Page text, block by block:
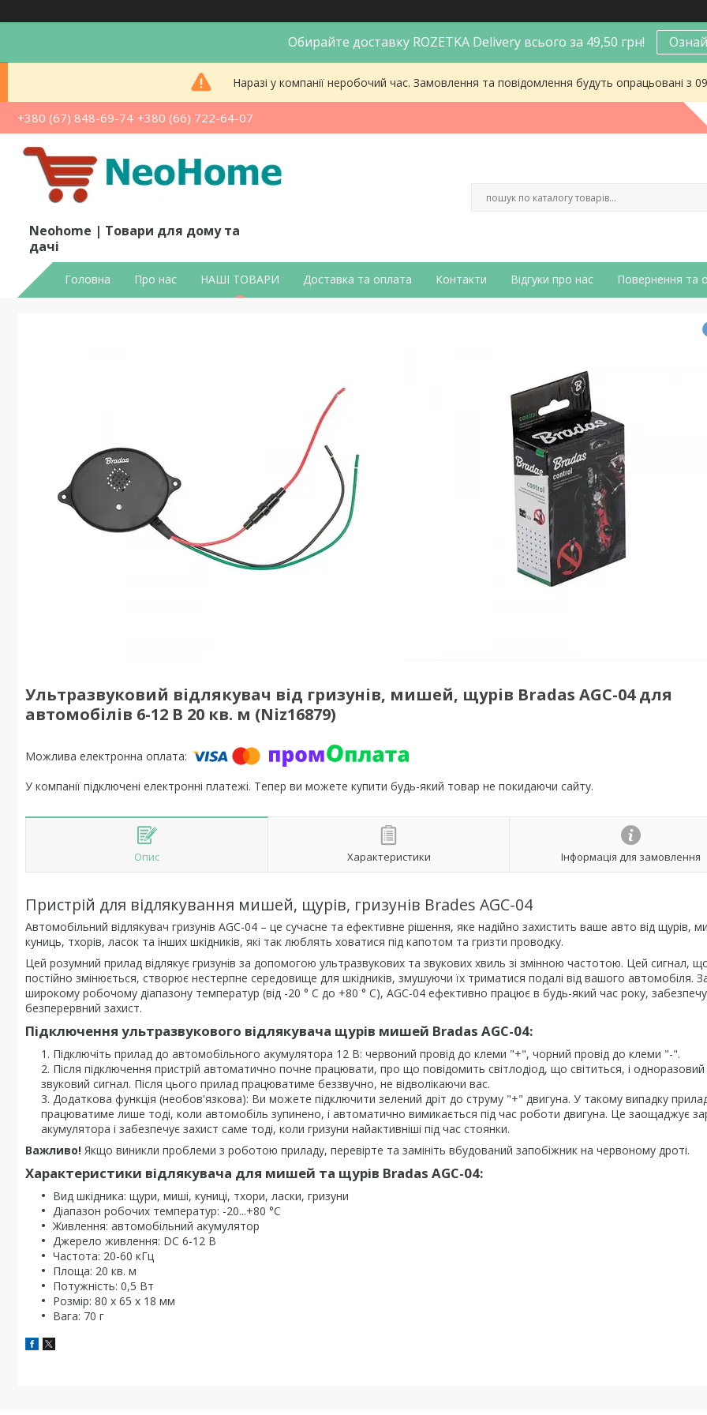
Обирайте доставку ROZETKA Delivery всього за 49,50 грн!
Наразі у компанії неробочий час. Замовлення та повідомлення будуть опрацьовані з
+380 (67) 848-69-74 +380 (66) 722-64-07
Neohome | Товари для дому та
дачі
Головна Про нас НАШІ ТОВАРИ Доставка та оплата Контакти Відгуки про нас Повернення та
Ультразвуковий відлякувач від гризунів, мишей, щурів Bradas AGC-04 для
автомобілів 6-12 В 20 кв. м (Niz16879)
У компанії підключені електронні платежі. Тепер ви можете купити будь-який товар не покидаючи сайту.
Опис Характеристики Інформація для замовлення
Пристрій для відлякування мишей, щурів, гризунів Brades AGC-04
Автомобільний відлякувач гризунів AGC-04 – це сучасне та ефективне рішення, яке надійно захистить ваше авто від щурів,
куниць, тхорів, ласок та інших шкідників, які так люблять ховатися під капотом та гризти проводку.
Цей розумний прилад відлякує гризунів за допомогою ультразвукових та звукових хвиль зі змінною частотою. Цей сигнал,
постійно змінюється, створює нестерпне середовище для шкідників, змушуючи їх триматися подалі від вашого автомобіля.
широкому робочому діапазону температур (від -20 ° C до +80 ° C), AGC-04 ефективно працює в будь-який час року,
безперервний захист.
Підключення ультразвукового відлякувача щурів мишей Bradas AGC-04:
Підключіть прилад до автомобільного акумулятора 12 В: червоний провід до клеми "+", чорний провід до клеми "-".
Після підключення пристрій автоматично почне працювати, про що повідомить світлодіод, що світиться, і одноразовий
звуковий сигнал. Після цього прилад працюватиме беззвучно, не відволікаючи вас.
Додаткова функція (необов'язкова): Ви можете підключити зелений дріт до струму "+" двигуна. У такому випадку
працюватиме лише тоді, коли автомобіль зупинено, і автоматично вимикається під час роботи двигуна. Це заощаджує
акумулятора і забезпечує захист саме тоді, коли гризуни найактивніші під час стоянки.
Важливо! Якщо виникли проблеми з роботою приладу, перевірте та замініть вбудований запобіжник на червоному дроті.
Характеристики відлякувача для мишей та щурів Bradas AGC-04:
Вид шкідника: щури, миші, куниці, тхори, ласки, гризуни
Діапазон робочих температур: -20...+80 °С
Живлення: автомобільний акумулятор
Джерело живлення: DC 6-12 В
Частота: 20-60 кГц
Площа: 20 кв. м
Потужність: 0,5 Вт
Розмір: 80 х 65 х 18 мм
Вага: 70 г